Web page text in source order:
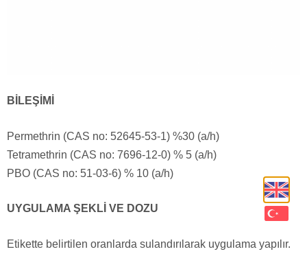
BİLEŞİMİ
Permethrin (CAS no: 52645-53-1) %30 (a/h)
Tetramethrin (CAS no: 7696-12-0) % 5 (a/h)
PBO (CAS no: 51-03-6) % 10 (a/h)
UYGULAMA ŞEKLİ VE DOZU
Etikette belirtilen oranlarda sulandırılarak uygulama yapılır.